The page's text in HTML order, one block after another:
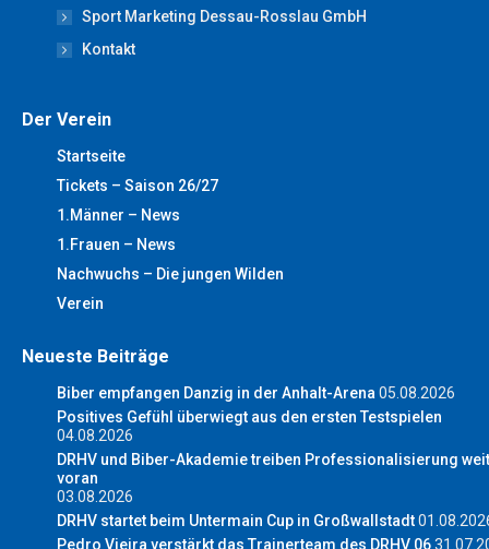
Sport Marketing Dessau-Rosslau GmbH
Kontakt
Der Verein
Startseite
Tickets – Saison 26/27
1.Männer – News
1.Frauen – News
Nachwuchs – Die jungen Wilden
Verein
Neueste Beiträge
Biber empfangen Danzig in der Anhalt-Arena 05.08.2026
Positives Gefühl überwiegt aus den ersten Testspielen
04.08.2026
DRHV und Biber-Akademie treiben Professionalisierung
voran
03.08.2026
DRHV startet beim Untermain Cup in Großwallstadt
Pedro Vieira verstärkt das Trainerteam des DRHV 06